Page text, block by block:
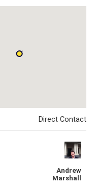
Direct Contact
Andrew
Marshall
Wire 2026